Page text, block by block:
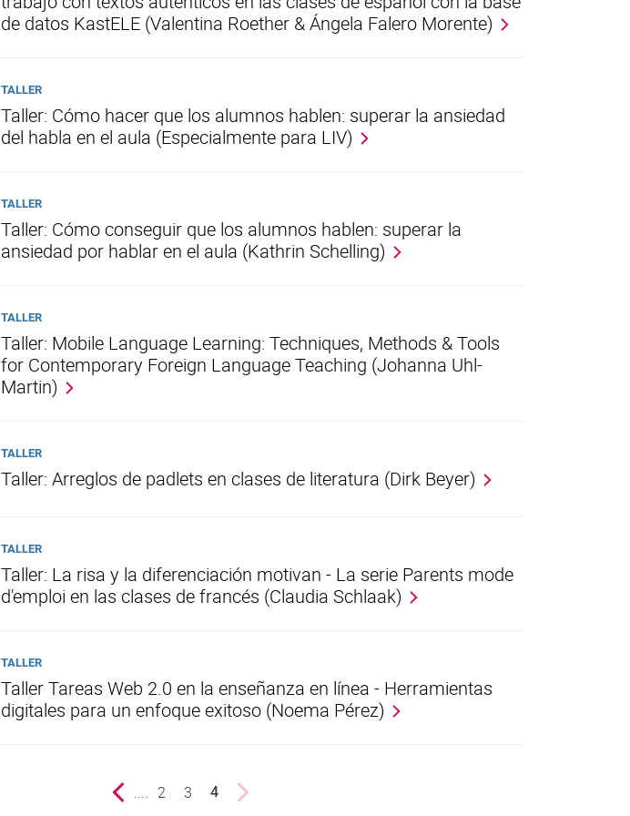
de datos KastELE (Valentina Roether & Ángela Falero Morente)
TALLER
Taller: Cómo hacer que los alumnos hablen: superar la ansiedad
del habla en el aula (Especialmente para LIV)
TALLER
Taller: Cómo conseguir que los alumnos hablen: superar la
ansiedad por hablar en el aula (Kathrin Schelling)
TALLER
Taller: Mobile Language Learning: Techniques, Methods & Tools
for Contemporary Foreign Language Teaching (Johanna Uhl-
Martin)
TALLER
Taller: Arreglos de padlets en clases de literatura (Dirk Beyer)
TALLER
Taller: La risa y la diferenciación motivan - La serie Parents mode
d'emploi en las clases de francés (Claudia Schlaak)
TALLER
Taller Tareas Web 2.0 en la enseñanza en línea - Herramientas
digitales para un enfoque exitoso (Noema Pérez)
Previous page .... page
2 page
3
4
Next page